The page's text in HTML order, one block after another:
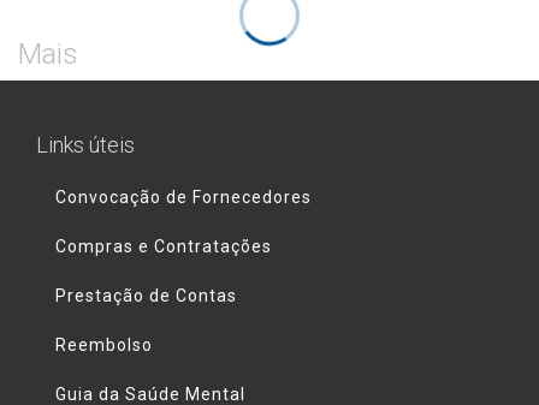
Mais
Links úteis
Convocação de Fornecedores
Compras e Contratações
Prestação de Contas
Reembolso
Guia da Saúde Mental